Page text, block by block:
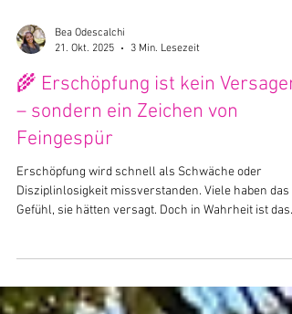
Bea Odescalchi
21. Okt. 2025
3 Min. Lesezeit
🌾 Erschöpfung ist kein Versagen
– sondern ein Zeichen von
Feingespür
meist kein Zeichen von Mangel, sondern von
Feingespür. Von einem Nervensystem, zu lange